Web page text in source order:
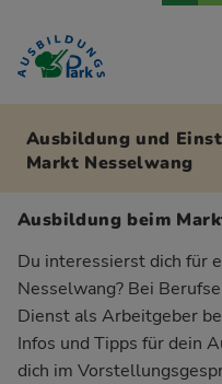
Zur Navigation springen
Zu den Hauptinhalten
Ausbildung und
Markt Nesselwang
Ausbildung beim
Du interessierst dich für
Nesselwang? Bei
Dienst als Arbeitgeber
Infos und Tipps für dein
dich im